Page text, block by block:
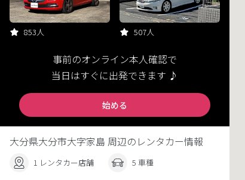
853人 507人
事前のオンライン本人確認で
当日はすぐに出発できます ♪
始める
大分県大分市大字家島 周辺のレンタカー情報
1 レンタカー店舗 5 車種